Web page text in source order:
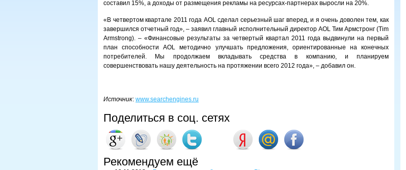
составил 15%, а доходы от размещения рекламы на ресурсах-партнерах выросли на 20%.
«В четвертом квартале 2011 года AOL сделал серьезный шаг вперед, и я очень доволен тем, как
завершился отчетный год», – заявил главный исполнительный директор AOL Тим Армстронг (Tim
Armstrong). – «Финансовые результаты за четвертый квартал 2011 года выдвинули на первый
план способности AOL методично улучшать предложения, ориентированные на конечных
потребителей. Мы продолжаем вкладывать средства в компанию, и планируем
совершенствовать нашу деятельность на протяжении всего 2012 года», – добавил он.
Источник: www.searchengines.ru
Поделиться в соц. сетях
Рекомендуем ещё